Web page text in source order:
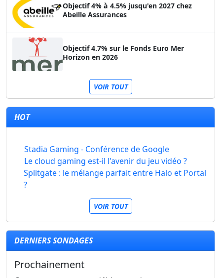
Objectif 4% à 4.5% jusqu'en 2027 chez
Abeille Assurances
Objectif 4.7% sur le Fonds Euro Mer
Horizon en 2026
VOIR TOUT
HOT
Stadia Gaming - Conférence de Google
Le cloud gaming est-il l'avenir du jeu vidéo ?
Splitgate : le mélange parfait entre Halo et Portal
?
VOIR TOUT
DERNIERS SONDAGES
Prochainement